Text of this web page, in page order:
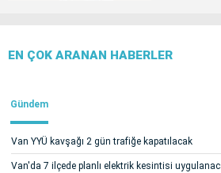
EN ÇOK ARANAN HABERLER
Gündem
Van YYÜ kavşağı 2 gün trafiğe kapatılacak
Van'da 7 ilçede planlı elektrik kesintisi